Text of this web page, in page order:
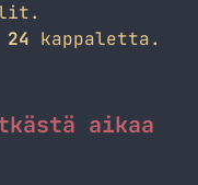
24 kappaletta.
aikaa